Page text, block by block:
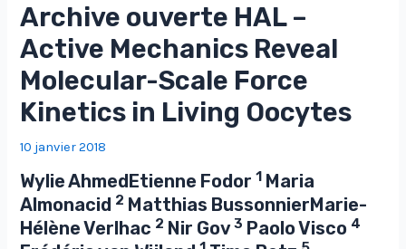
Archive ouverte HAL –
Active Mechanics Reveal
Molecular-Scale Force
Kinetics in Living Oocytes
10 janvier 2018
Wylie AhmedEtienne Fodor1 Maria
Almonacid 2 Matthias BussonnierMarie-
Hélène Verlhac 2 Nir Gov3 Paolo Visco 4